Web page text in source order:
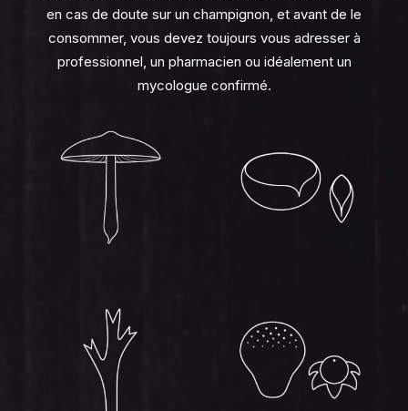
en cas de doute sur un champignon, et avant de le
consommer, vous devez toujours vous adresser à
professionnel, un pharmacien ou idéalement un
mycologue confirmé.